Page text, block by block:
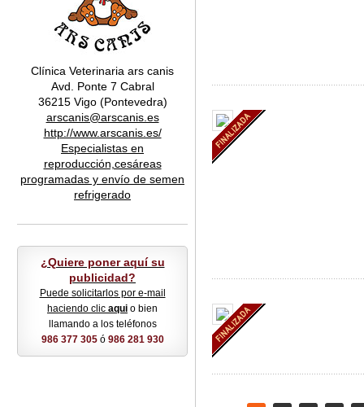
Clínica Veterinaria ars canis
Avd. Ponte 7 Cabral
36215 Vigo (Pontevedra)
arscanis@arscanis.es
http://www.arscanis.es/
Especialistas en
reproducción,cesáreas
programadas y envío de semen
refrigerado
¿Quiere poner aquí su
publicidad?
Puede solicitarlos por e-mail
haciendo clic aqui o bien
llamando a los teléfonos
986 377 305ó 986 281 930